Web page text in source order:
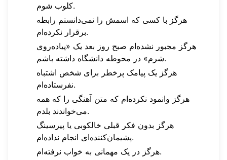
کلوب شوم.
هرگز با کسی که اسمش را نمی‌دانستم رابطه
برقرار نکرده‌ام.
هرگز مجبور نشده‌ام صبح روز بعد یک «پیاده‌روی
شرم» در محوطه دانشگاه داشته باشم.
هرگز یک پیامک پرخطر برای شخص اشتباه
نفرستاده‌ام.
هرگز وانمود نکرده‌ام که متن آهنگی را که همه
می‌خواندند بلدم.
هرگز بدون فکر قبلی خالکوبی یا پیرسینگ
پشیمان‌کننده‌ای انجام نداده‌ام.
هرگز در یک مهمانی به خواب نرفته‌ام.